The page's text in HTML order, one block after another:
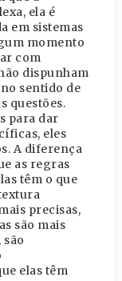
ela é
em sistemas
momento
com
dispunham
sentido de
questões.
para dar
eles
A diferença
as regras
têm o que
precisas,
são mais
elas têm